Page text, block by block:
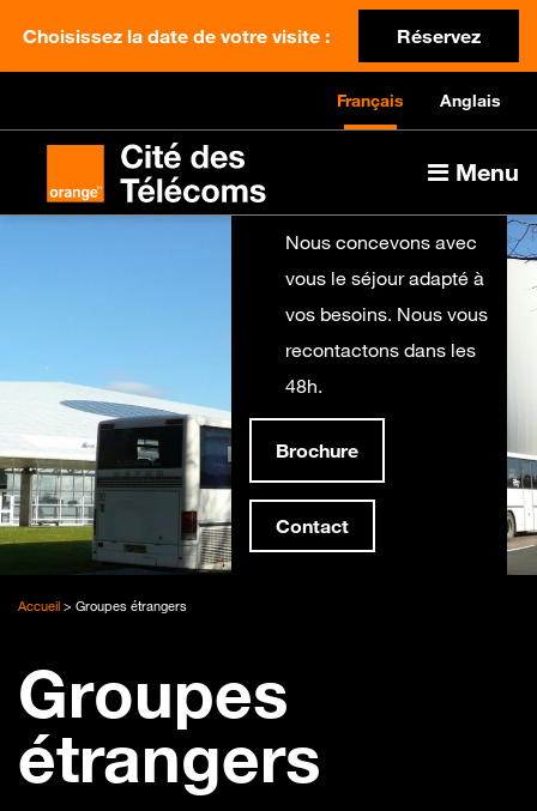
Choisissez la date de votre visite : Réservez
Français Anglais
Menu
Nous concevons avec
vous le séjour adapté à
vos besoins. Nous vous
recontactons dans les
48h.
Brochure
Contact
Accueil > Groupes étrangers
Groupes
étrangers